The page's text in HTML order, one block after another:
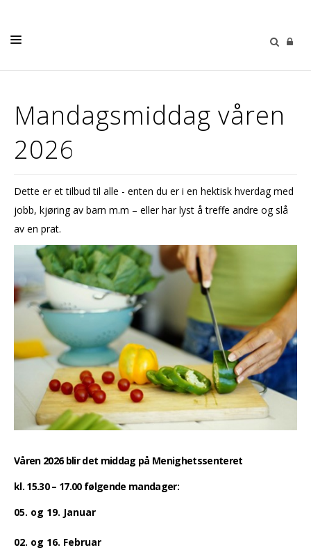
BARN OG UNGE
VOKSNE
OM OSS
KALENDER
GRAVFERD OG GRAVPLASS
Mandagsmiddag våren
2026
Dette er et tilbud til alle - enten du er i en hektisk hverdag med
jobb, kjøring av barn m.m – eller har lyst å treffe andre og slå
av en prat.
Våren 2026 blir det middag på Menighetssenteret
kl. 15.30 – 17.00 følgende mandager:
05. og 19. Januar
02. og 16. Februar